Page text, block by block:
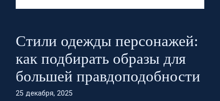
Стили одежды персонажей:
как подбирать образы для
большей правдоподобности
25 декабря, 2025